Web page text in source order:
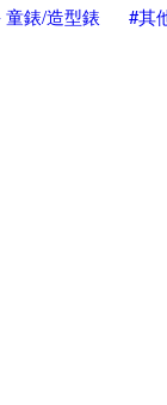
錶/造型錶 #其